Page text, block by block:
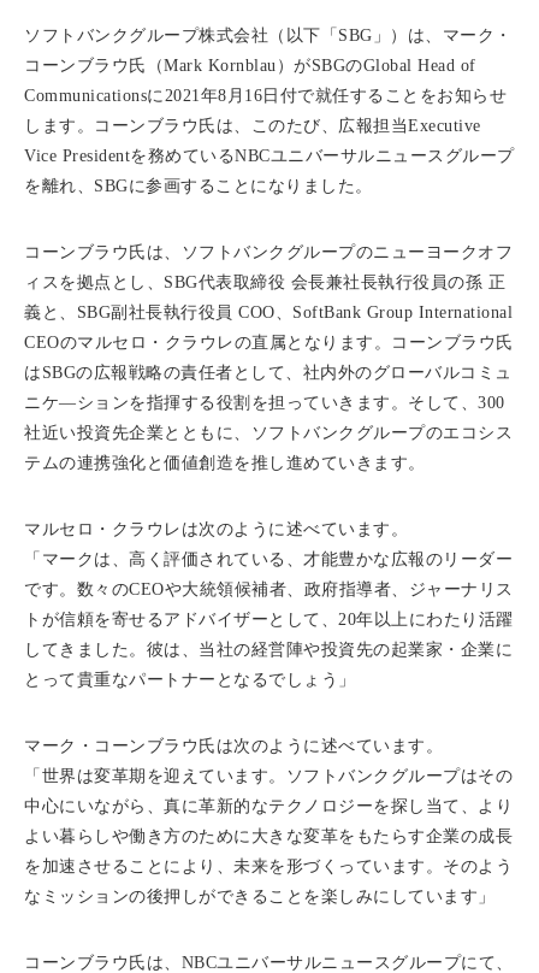
ソフトバンクグループ株式会社（以下「SBG」）は、マーク・
コーンブラウ氏（Mark Kornblau）がSBGのGlobal Head of
Communicationsに2021年8月16日付で就任することをお知らせ
します。コーンブラウ氏は、このたび、広報担当Executive
Vice Presidentを務めているNBCユニバーサルニュースグループ
を離れ、SBGに参画することになりました。
コーンブラウ氏は、ソフトバンクグループのニューヨークオフ
ィスを拠点とし、SBG代表取締役 会長兼社長執行役員の孫 正
義と、SBG副社長執行役員 COO、SoftBank Group International
CEOのマルセロ・クラウレの直属となります。コーンブラウ氏
はSBGの広報戦略の責任者として、社内外のグローバルコミュ
ニケ―ションを指揮する役割を担っていきます。そして、300
社近い投資先企業とともに、ソフトバンクグループのエコシス
テムの連携強化と価値創造を推し進めていきます。
マルセロ・クラウレは次のように述べています。
「マークは、高く評価されている、才能豊かな広報のリーダー
です。数々のCEOや大統領候補者、政府指導者、ジャーナリス
トが信頼を寄せるアドバイザーとして、20年以上にわたり活躍
してきました。彼は、当社の経営陣や投資先の起業家・企業に
とって貴重なパートナーとなるでしょう」
マーク・コーンブラウ氏は次のように述べています。
「世界は変革期を迎えています。ソフトバンクグループはその
中心にいながら、真に革新的なテクノロジーを探し当て、より
よい暮らしや働き方のために大きな変革をもたらす企業の成長
を加速させることにより、未来を形づくっています。そのよう
なミッションの後押しができることを楽しみにしています」
コーンブラウ氏は、NBCユニバーサルニュースグループにて、